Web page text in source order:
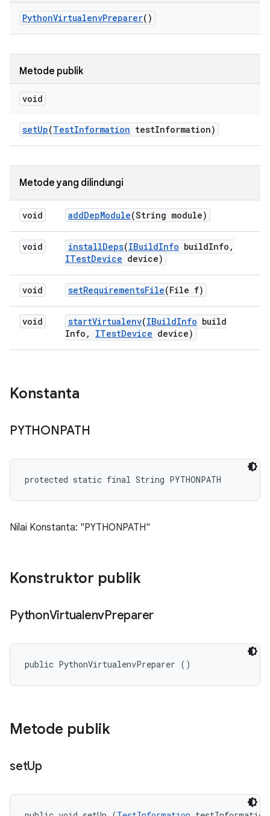
PythonVirtualenvPreparer()
Metode publik
void
setUp(TestInformation testInformation)
Metode yang dilindungi
void addDepModule(String module)
void installDeps(IBuildInfo buildInfo ,
ITestDevice device)
void setRequirementsFile(File f)
void startVirtualenv(IBuildInfo build
Info , ITestDevice device)
Konstanta
PYTHONPATH
protected static final String PYTHONPATH
Nilai Konstanta: "PYTHONPATH"
Konstruktor publik
PythonVirtualenvPreparer
public PythonVirtualenvPreparer ()
Metode publik
setUp